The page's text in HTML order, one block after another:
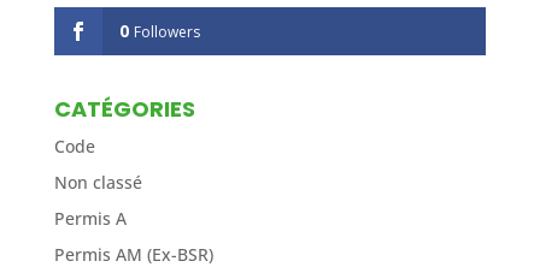
0 Followers
CATÉGORIES
Code
Non classé
Permis A
Permis AM (Ex-BSR)